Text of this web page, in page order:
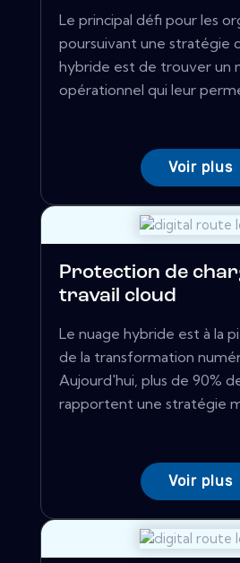
Le principal défi pour les
poursuivant une stratégie
hybride est de trouver un
opérationnel qui leur
Voir plus
Protection de
travail cloud
Le nuage hybride est à la
de la transformation
Aujourd'hui, plus de 90%
rapportent une stratégie
Voir plus